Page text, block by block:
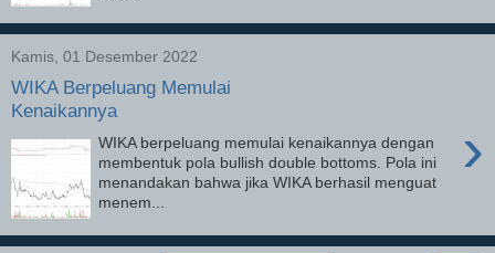
Kamis, 01 Desember 2022
WIKA Berpeluang Memulai
Kenaikannya
›
WIKA berpeluang memulai kenaikannya dengan
membentuk pola bullish double bottoms. Pola ini
menandakan bahwa jika WIKA berhasil menguat
menem...